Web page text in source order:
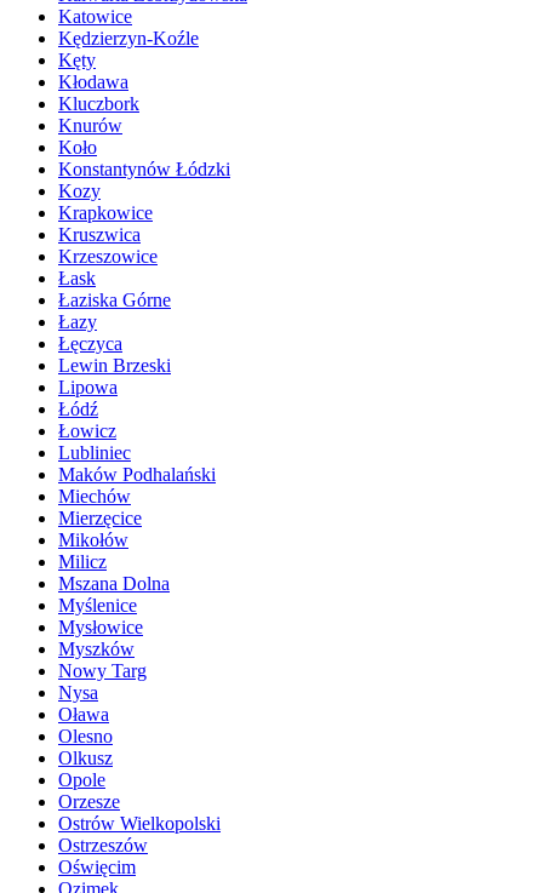
Katowice
Kędzierzyn-Koźle
Kęty
Kłodawa
Kluczbork
Knurów
Koło
Konstantynów Łódzki
Kozy
Krapkowice
Kruszwica
Krzeszowice
Łask
Łaziska Górne
Łazy
Łęczyca
Lewin Brzeski
Lipowa
Łódź
Łowicz
Lubliniec
Maków Podhalański
Miechów
Mierzęcice
Mikołów
Milicz
Mszana Dolna
Myślenice
Mysłowice
Myszków
Nowy Targ
Nysa
Oława
Olesno
Olkusz
Opole
Orzesze
Ostrów Wielkopolski
Ostrzeszów
Oświęcim
Ozimek